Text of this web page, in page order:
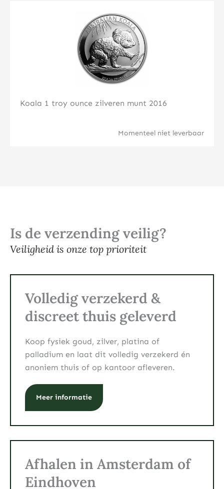
Koala 1 troy ounce zilveren munt 2016
Momenteel niet leverbaar
Klik hier
Is de verzending veilig?
Veiligheid is onze top prioriteit
Volledig verzekerd &
discreet thuis geleverd
Koop fysiek goud, zilver, platina of
palladium en laat dit volledig verzekerd én
anoniem thuis of op kantoor afleveren.
Meer informatie
Afhalen in Amsterdam of
Eindhoven